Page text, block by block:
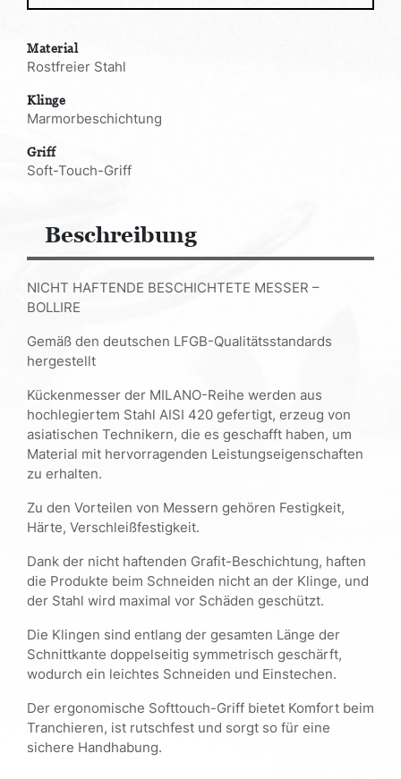
Material
Rostfreier Stahl
Klinge
Marmorbeschichtung
Griff
Soft-Touch-Griff
Beschreibung
NICHT HAFTENDE BESCHICHTETE MESSER –
BOLLIRE
Gemäß den deutschen LFGB-Qualitätsstandards
hergestellt
Kückenmesser der MILANO-Reihe werden aus
hochlegiertem Stahl AISI 420 gefertigt, erzeug von
asiatischen Technikern, die es geschafft haben, um
Material mit hervorragenden Leistungseigenschaften
zu erhalten.
Zu den Vorteilen von Messern gehören Festigkeit,
Härte, Verschleißfestigkeit.
Dank der nicht haftenden Grafit-Beschichtung, haften
die Produkte beim Schneiden nicht an der Klinge, und
der Stahl wird maximal vor Schäden geschützt.
Die Klingen sind entlang der gesamten Länge der
Schnittkante doppelseitig symmetrisch geschärft,
wodurch ein leichtes Schneiden und Einstechen.
Der ergonomische Softtouch-Griff bietet Komfort beim
Tranchieren, ist rutschfest und sorgt so für eine
sichere Handhabung.